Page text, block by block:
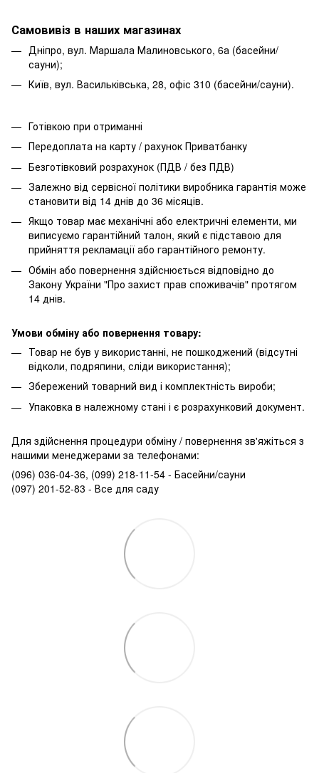
Самовивіз в наших магазинах
Дніпро, вул. Маршала Малиновського, 6а (басейни/
сауни);
Київ, вул. Васильківська, 28, офіс 310 (басейни/сауни).
Готівкою при отриманні
Передоплата на карту / рахунок Приватбанку
Безготівковий розрахунок (ПДВ / без ПДВ)
Залежно від сервісної політики виробника гарантія може
становити від 14 днів до 36 місяців.
Якщо товар має механічні або електричні елементи, ми
виписуємо гарантійний талон, який є підставою для
прийняття рекламації або гарантійного ремонту.
Обмін або повернення здійснюється відповідно до
Закону України "Про захист прав споживачів" протягом
14 днів.
Умови обміну або повернення товару:
Товар не був у використанні, не пошкоджений (відсутні
відколи, подряпини, сліди використання);
Збережений товарний вид і комплектність вироби;
Упаковка в належному стані і є розрахунковий документ.
Для здійснення процедури обміну / повернення зв'яжіться з
нашими менеджерами за телефонами:
(096) 036-04-36, (099) 218-11-54 - Басейни/сауни
(097) 201-52-83 - Все для саду